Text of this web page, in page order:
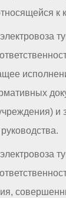
к
и